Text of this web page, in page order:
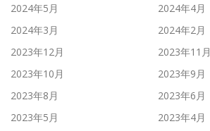
2024年5月
2024年4月
2024年3月
2024年2月
2023年12月
2023年11月
2023年10月
2023年9月
2023年8月
2023年6月
2023年5月
2023年4月